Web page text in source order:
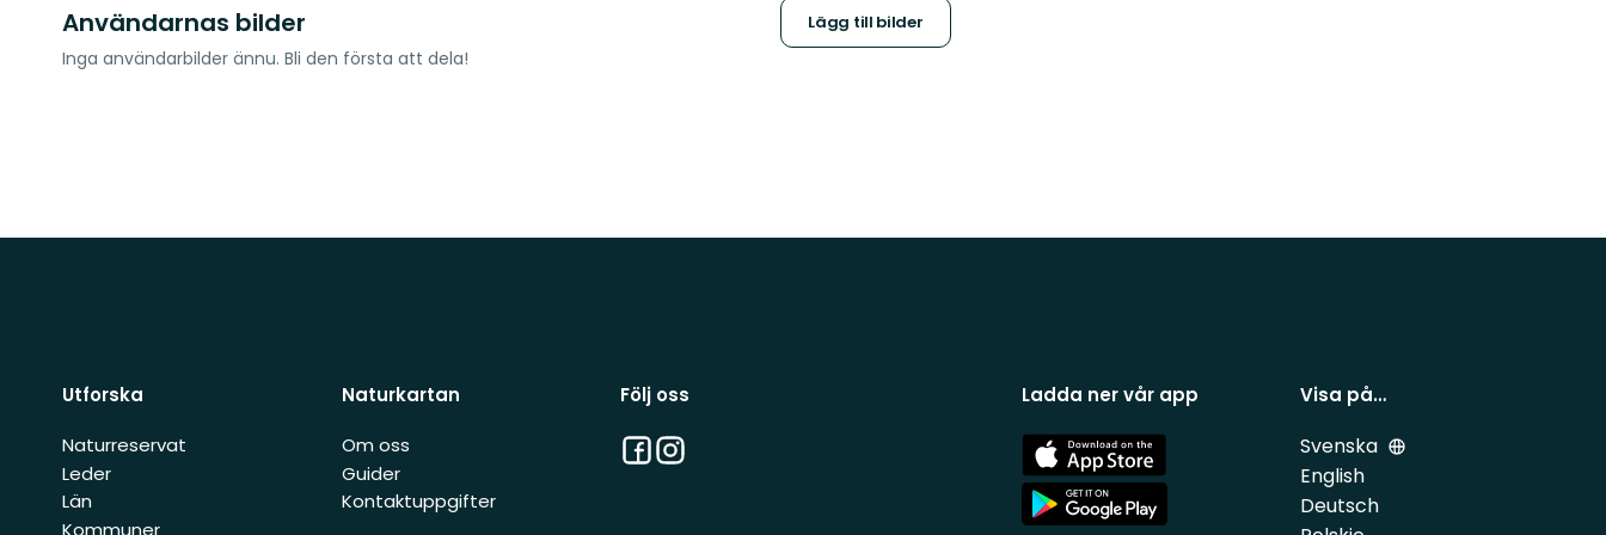
Användarnas bilder Lägg till bilder
Inga användarbilder ännu. Bli den första att dela!
Utforska
Naturreservat
Leder
Län
Kommuner
Naturkartan
Om oss
Guider
Kontaktuppgifter
Följ oss
Facebook
Instagram
Ladda ner vår app
App
Store
App
Store
Visa på…
Svenska
English
Deutsch